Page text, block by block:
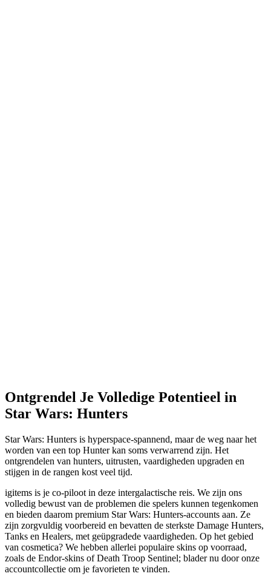
Ontgrendel Je Volledige Potentieel in
Star Wars: Hunters
Star Wars: Hunters is hyperspace-spannend, maar de weg naar het
worden van een top Hunter kan soms verwarrend zijn. Het
ontgrendelen van hunters, uitrusten, vaardigheden upgraden en
stijgen in de rangen kost veel tijd.
igitems is je co-piloot in deze intergalactische reis. We zijn ons
volledig bewust van de problemen die spelers kunnen tegenkomen
en bieden daarom premium Star Wars: Hunters-accounts aan. Ze
zijn zorgvuldig voorbereid en bevatten de sterkste Damage Hunters,
Tanks en Healers, met geüpgradede vaardigheden. Op het gebied
van cosmetica? We hebben allerlei populaire skins op voorraad,
zoals de Endor-skins of Death Troop Sentinel; blader nu door onze
accountcollectie om je favorieten te vinden.